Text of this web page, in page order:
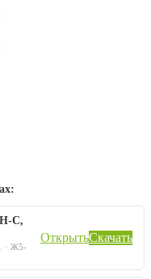
С,
· Ж5-
ОткрытьСкачать